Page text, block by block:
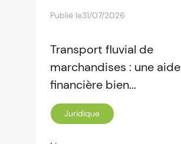
Publié le31/07/2026
Transport fluvial de
marchandises : une aide
financière bien...
Juridique